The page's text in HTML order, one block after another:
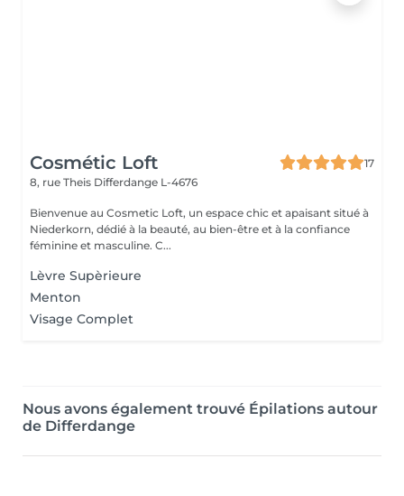
Cosmétic Loft
17
8, rue Theis Differdange L-4676
Bienvenue au Cosmetic Loft, un espace chic et apaisant situé à
Niederkorn, dédié à la beauté, au bien-être et à la confiance
féminine et masculine. C...
Lèvre Supèrieure
Menton
Visage Complet
Nous avons également trouvé Épilations autour
de Differdange